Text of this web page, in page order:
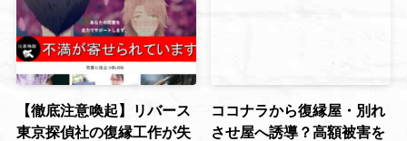
【徹底注意喚起】リバース
東京探偵社の復縁工作が失
ココナラから復縁屋・別れ
させ屋へ誘導？高額被害を